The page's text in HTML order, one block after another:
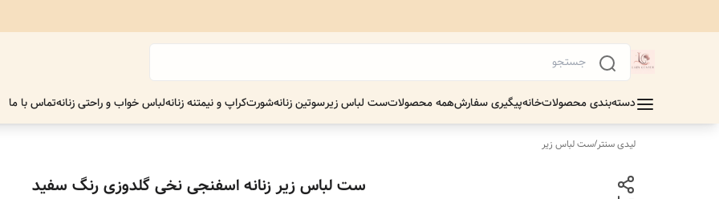
دسته‌بندی محصولاتخانهپیگیری سفارشهمه محصولاتست لباس زیرسوتین زنانهشورتکراپ و نیمتنه زنانهلباس خواب و راحتی زنانهتماس با ما
لیدی سنتر/ست لباس زیر
ست لباس زیر زنانه اسفنجی نخی گلدوزی رنگ سفید